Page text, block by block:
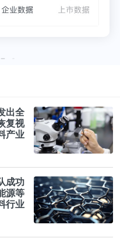
多样化”等特点。
出一些明显特征(见下
出全
复视
产业
成功
源等
行业